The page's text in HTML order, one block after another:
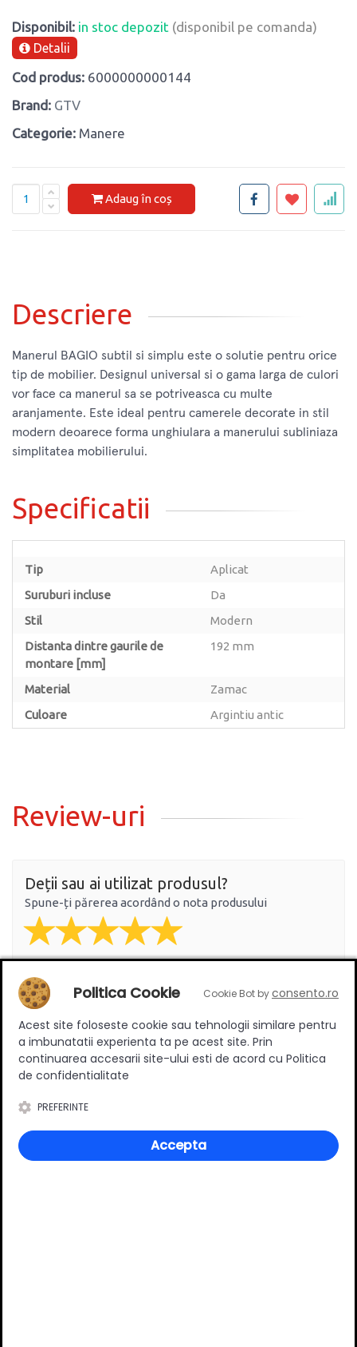
Disponibil: in stoc depozit (disponibil pe comanda)
Detalii
Cod produs: 6000000000144
Brand: GTV
Categorie: Manere
Adaug în coș
Descriere
Manerul BAGIO subtil si simplu este o solutie pentru orice
tip de mobilier. Designul universal si o gama larga de culori
vor face ca manerul sa se potriveasca cu multe
aranjamente. Este ideal pentru camerele decorate in stil
modern deoarece forma unghiulara a manerului subliniaza
simplitatea mobilierului.
Specificatii
Tip
Aplicat
Suruburi incluse
Da
Stil
Modern
Distanta dintre gaurile de
montare [mm]
192 mm
Material
Zamac
Culoare
Argintiu antic
Review-uri
Deții sau ai utilizat produsul?
Spune-ți părerea acordând o nota produsului
Adaugă un review
Ratingul general al produsului
0
Politica Cookie Cookie Bot byconsento.ro
Acest site foloseste cookie sau tehnologii similare pentru
a imbunatatii experienta ta pe acest site. Prin
continuarea accesarii site-ului esti de acord cu Politica
de confidentialitate
PREFERINTE
Accepta